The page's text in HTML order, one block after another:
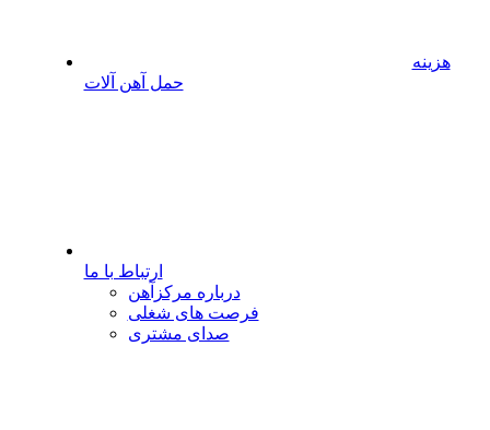
هزینه
حمل آهن آلات
ارتباط با ما
درباره مرکزآهن
فرصت های شغلی
صدای مشتری